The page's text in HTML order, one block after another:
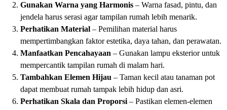
Gunakan Warna yang Harmonis – Warna fasad, pintu, dan
jendela harus serasi agar tampilan rumah lebih menarik.
Perhatikan Material – Pemilihan material harus
mempertimbangkan faktor estetika, daya tahan, dan perawatan.
Manfaatkan Pencahayaan – Gunakan lampu eksterior untuk
mempercantik tampilan rumah di malam hari.
Tambahkan Elemen Hijau – Taman kecil atau tanaman pot
dapat membuat rumah tampak lebih hidup dan asri.
Perhatikan Skala dan Proporsi – Pastikan elemen-elemen